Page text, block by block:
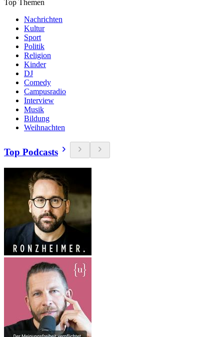
Top Themen
Nachrichten
Kultur
Sport
Politik
Religion
Kinder
DJ
Comedy
Campusradio
Interview
Musik
Bildung
Weihnachten
Top Podcasts